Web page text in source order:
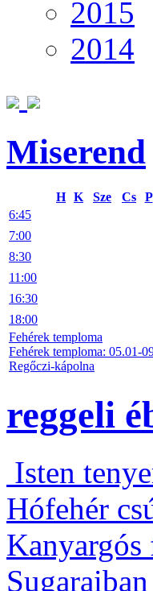
2015
2014
Miserend
H K Sze Cs P
6:45
7:00
8:30
11:00
16:30
18:00
Fehérek temploma
Fehérek temploma: 05.01-
Regőczi-kápolna
reggeli
Isten
Hófehér